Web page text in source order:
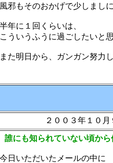
邪もそのおかげで少しましに
年に１回くらいは、
ういうふうに過ごしたいと思
た明日から、ガンガン努力し
２００３年１０
にも知られていない頃から
日いただいたメールの中に